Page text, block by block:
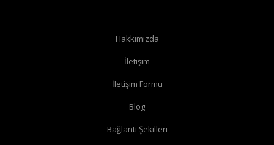
Hakkımızda
İletişim
İletişim Formu
Blog
Bağlantı Şekilleri